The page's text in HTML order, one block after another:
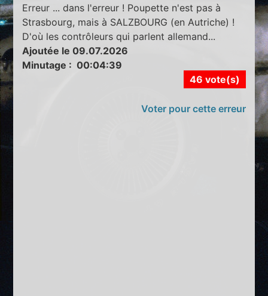
Erreur ... dans l'erreur ! Poupette n'est pas à
Strasbourg, mais à SALZBOURG (en Autriche) !
D'où les contrôleurs qui parlent allemand...
Ajoutée le 09.07.2026
Minutage : 00:04:39
46 vote(s)
Voter pour cette erreur